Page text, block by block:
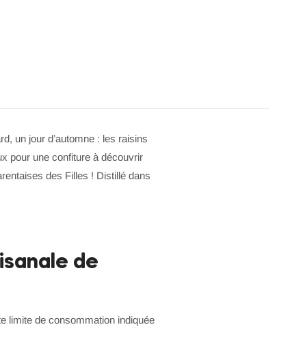
un jour d’automne : les raisins
pour une confiture à découvrir
des Filles ! Distillé dans
de
limite de consommation indiquée